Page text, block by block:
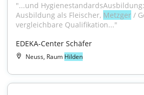
"...und
Ausbildung als Fleischer, Metzger /
vergleichbare Qualifikation..."
EDEKA-Center Schäfer
Neuss, Raum Hilden